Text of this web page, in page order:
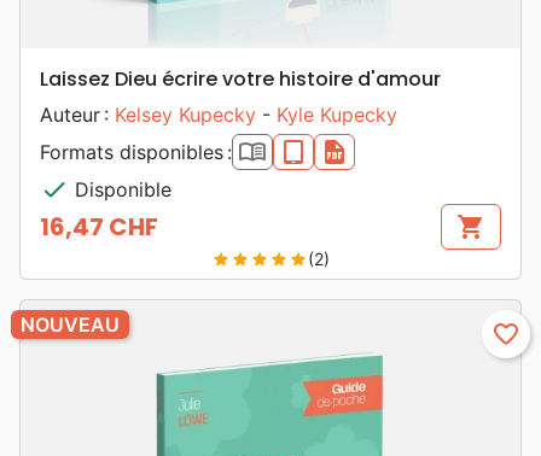
Laissez Dieu écrire votre histoire d'amour
Auteur : Kelsey Kupecky - Kyle Kupecky
Formats disponibles : book_open epub
pdf
check Disponible
Prix
16,47 CHF shopping_cart
star star star star star(2)
NOUVEAU favorite_border